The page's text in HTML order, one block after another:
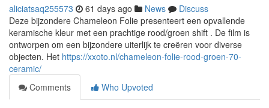
aliciatsaq255573 61 days ago News
Discuss
Deze bijzondere Chameleon Folie presenteert een opvallende
keramische kleur met een prachtige rood/groen shift . De film is
ontworpen om een bijzondere uiterlijk te creëren voor diverse
objecten. Het https://xxoto.nl/chameleon-folie-rood-groen-70-
ceramic/
Comments
Who Upvoted